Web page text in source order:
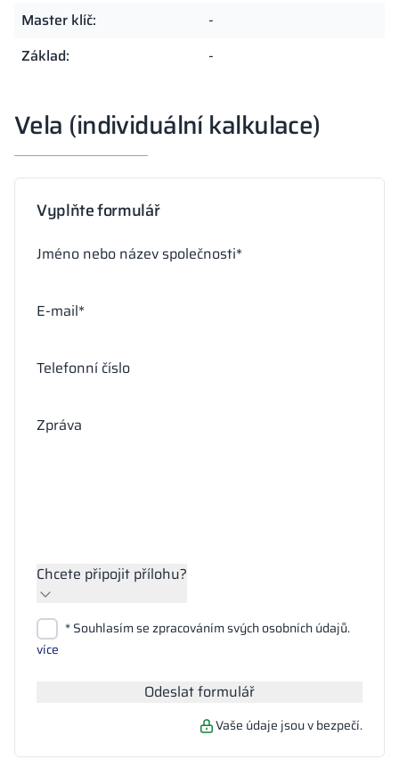
Master klíč:
-
Základ:
-
Vela (individuální kalkulace)
Vyplňte formulář
Jméno nebo název společnosti*
E-mail*
Telefonní číslo
Zpráva
Chcete připojit přílohu?
Přiložit soubory
* Souhlasím se zpracováním svých osobních údajů.
více
Odeslat formulář
Vaše údaje jsou v bezpečí.